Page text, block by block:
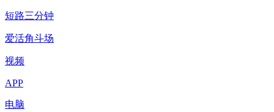
短路三分钟
爱活角斗场
视频
APP
电脑